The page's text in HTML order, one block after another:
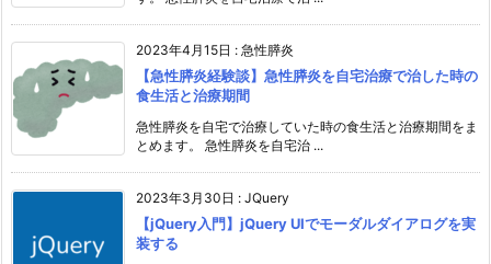
2023年4月15日 : 急性膵炎
【急性膵炎経験談】急性膵炎を自宅治療で治した時の
食生活と治療期間
急性膵炎を自宅で治療していた時の食生活と治療期間をま
とめます。 急性膵炎を自宅治 ...
2023年3月30日 : JQuery
【jQuery入門】jQuery UIでモーダルダイアログを実
装する